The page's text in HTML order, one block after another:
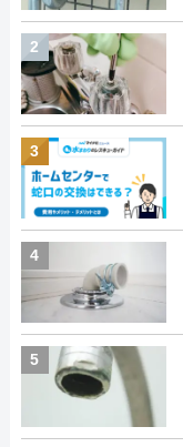
2
3
4
5